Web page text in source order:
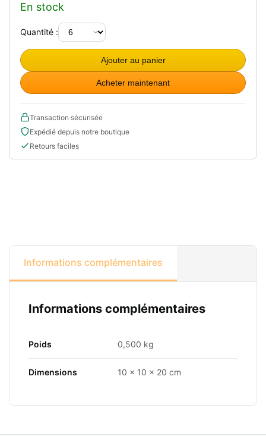
En stock
Quantité :
Ajouter au panier
Acheter maintenant
Transaction sécurisée
Expédié depuis notre boutique
Retours faciles
Informations complémentaires
Informations complémentaires
Poids 0,500 kg
Dimensions 10 × 10 × 20 cm